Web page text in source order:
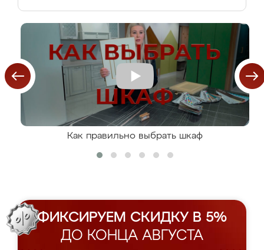
Как правильно выбрать шкаф
ФИКСИРУЕМ СКИДКУ В 5%
ДО КОНЦА АВГУСТА